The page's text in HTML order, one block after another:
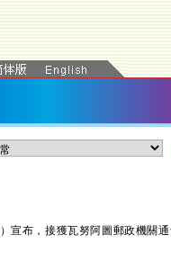
布，接獲瓦努阿圖郵政機關通